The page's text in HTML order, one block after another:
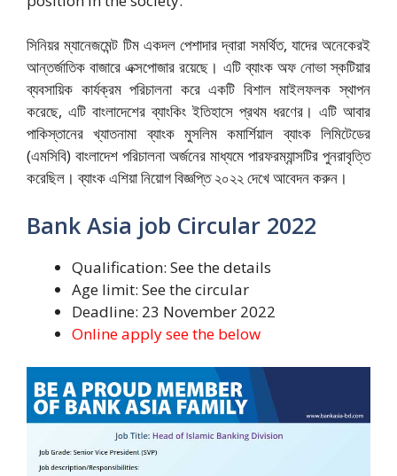
সিনিয়র ম্যানেজমেন্ট টিম একদল পেশাদার দ্বারা সমর্থিত, যাদের অনেকেরই
আন্তর্জাতিক বাজারে এক্সপোজার রয়েছে। এটি ব্যাংক অফ নোভা স্কটিয়ার
ব্যবসায়িক কার্যক্রম পরিচালনা করে একটি বিশাল মাইলফলক স্থাপন
করেছে, এটি বাংলাদেশের ব্যাংকিং ইতিহাসে প্রথম ধরণের। এটি আবার
পাকিস্তানের খ্যাতনামা ব্যাংক মুসলিম কমার্শিয়াল ব্যাংক লিমিটেডের
(এমসিবি) বাংলাদেশ পরিচালনা অর্জনের মাধ্যমে পারফরম্যান্সটির পুনরাবৃত্তি
করেছিল। ব্যাংক এশিয়া নিয়োগ বিজ্ঞপ্তি ২০২২ দেখে আবেদন করুন।
Bank Asia job Circular 2022
Qualification: See the details
Age limit: See the circular
Deadline: 23 November 2022
Online apply see the below